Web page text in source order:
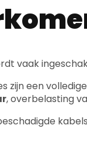
vaak
zijn een
, overbelasting